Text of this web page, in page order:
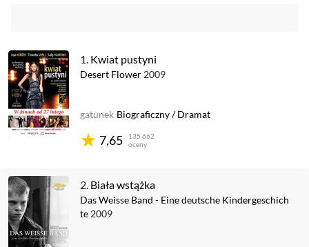
1. Kwiat pustyni
Desert Flower 2009
7,65
135 662
oceny
gatunek Biograficzny/Dramat
2. Biała wstążka
Das Weisse Band - Eine deutsche Kindergeschich
te 2009